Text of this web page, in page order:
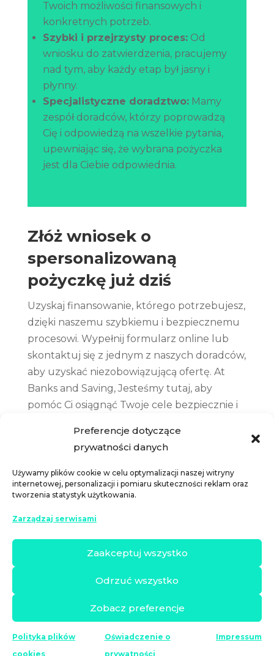
Preferencje dotyczące
prywatności danych
Używamy plików cookie w celu optymalizacji naszej witryny
internetowej, personalizacji i pomiaru skuteczności reklam oraz
tworzenia statystyk użytkowania.
Zarządzaj serwisami
Zaakceptuj wszystko
Odrzuć wszystko
Zobacz preferencje
Polityka plików
cookies
Oświadczenie o
prywatności
Impressum
Twoich możliwości finansowych i
konkretnych potrzeb.
Szybki i przejrzysty proces:Od
wniosku do zatwierdzenia, pracujemy
nad tym, aby każdy etap był jasny i
płynny.
Specjalistyczne doradztwo:Mamy
zespół doradców, którzy poprowadzą
Cię i odpowiedzą na wszelkie pytania,
upewniając się, że wybrana pożyczka
jest dla Ciebie odpowiednia.
Złóż wniosek o
spersonalizowaną
pożyczkę już dziś
Uzyskaj finansowanie, którego potrzebujesz,
dzięki naszemu szybkiemu i bezpiecznemu
procesowi. Wypełnij formularz online lub
skontaktuj się z jednym z naszych doradców,
aby uzyskać niezobowiązującą ofertę. At
Banks and Saving, Jesteśmy tutaj, aby
pomóc Ci osiągnąć Twoje cele bezpiecznie i
Copyright 2024 © Banks & SavingNota prawna
Cookie